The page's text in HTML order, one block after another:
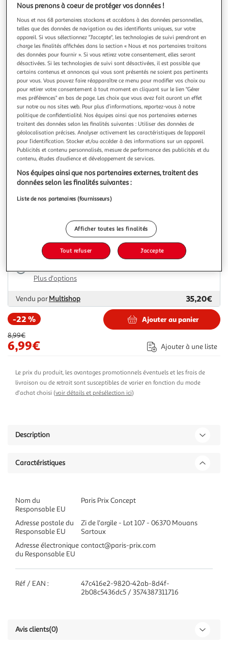
précédente
suivante
DOUCEUR D'INTÉRIEUR
Lot de 3 serviettes de table mistral 40x40cm
bordeaux
Informations Techniques : Dimensions : L. 40 x l. 40 cm
Matière : Coton Recyclé Spécificités : Pratique & Tendance
Lot de 3 Serviettes de Table Forme Carrée Design Uni Poids
: 0,084 kg Couleur : Bordeaux
En savoir +
Vendu par Paris Prix
Livr. ou retrait dès 3/4 jours
A partir de 7,99€
Plus d'options
Vendu parParis Prix 6,99€ 8,99€
Livraison dès 1/2 semaines
Livraison dès 7/8 jours
4,99€
Plus d'options
Vendu parMultishop
35,20€
-22 %
8,99€
6,99€
Ajouter au panier
Ajouter à une liste
Le prix du produit, les avantages promotionnels éventuels et les frais de
livraison ou de retrait sont susceptibles de varier en fonction du mode
d'achat choisi (voir détails et présélection ici)
Description
Caractéristiques
Nom du
Responsable EU
Paris Prix Concept
Adresse postale du
Responsable EU
Zi de l'argile - Lot 107 - 06370 Mouans
Sartoux
Adresse électronique
du Responsable EU
contact@paris-prix.com
Réf / EAN :
47c416e2-9820-42ab-8d4f-
2b08c5436dc5 / 3574387311716
Avis clients(0)
Nous prenons à coeur de protéger vos données !
Nous et nos 68 partenaires stockons et accédons à des données personnelles,
telles que des données de navigation ou des identifiants uniques, sur votre
appareil. Si vous sélectionnez "J'accepte", les technologies de suivi prendront en
charge les finalités affichées dans la section « Nous et nos partenaires traitons
des données pour fournir ». Si vous retirez votre consentement, elles seront
désactivées. Si les technologies de suivi sont désactivées, il est possible que
certains contenus et annonces qui vous sont présentés ne soient pas pertinents
pour vous. Vous pouvez faire réapparaître ce menu pour modifier vos choix ou
pour retirer votre consentement à tout moment en cliquant sur le lien "Gérer
mes préférences" en bas de page. Les choix que vous avez fait auront un effet
sur notre ou nos sites web. Pour plus d’informations, reportez-vous à notre
politique de confidentialité. Nos équipes ainsi que nos partenaires externes
traitent des données selon les finalités suivantes : Utiliser des données de
géolocalisation précises. Analyser activement les caractéristiques de l’appareil
pour l’identification. Stocker et/ou accéder à des informations sur un appareil.
Publicités et contenu personnalisés, mesure de performance des publicités et du
contenu, études d’audience et développement de services.
Nos équipes ainsi que nos partenaires externes, traitent des
données selon les finalités suivantes :
Liste de nos partenaires (fournisseurs)
Afficher toutes les finalités
Tout refuser J'accepte